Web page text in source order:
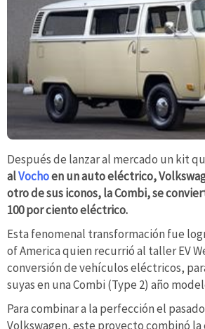
Después de lanzar al mercado un kit
alVochoen un auto eléctrico,
otro de sus iconos, la Combi, se
100 por ciento eléctrico.
Esta fenomenal transformación fue
of America quien recurrió al taller EV
conversión de vehículos eléctricos,
suyas en una Combi (Type 2) año
Para combinar a la perfección el
Volkswagen, este proyecto combinó la